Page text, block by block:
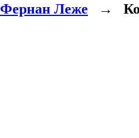
Фернан Леже →